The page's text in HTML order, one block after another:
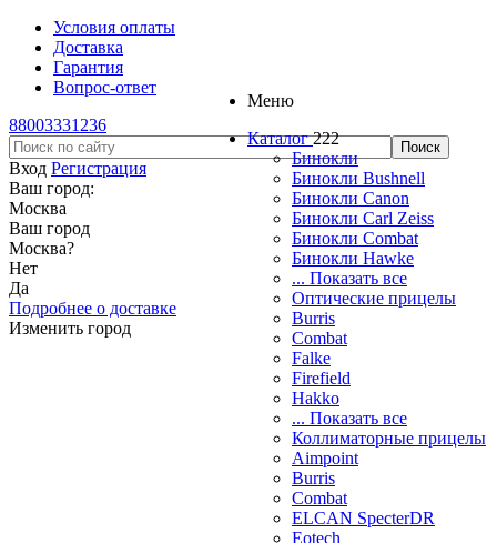
Условия оплаты
Доставка
Гарантия
Вопрос-ответ
88003331236
Вход Регистрация
Ваш город:
Москва
Ваш город
Москва?
Нет
Да
Подробнее о доставке
Изменить город
Меню
Каталог 222
Бинокли
Бинокли Bushnell
Бинокли Canon
Бинокли Carl Zeiss
Бинокли Combat
Бинокли Hawke
... Показать все
Оптические прицелы
Burris
Combat
Falke
Firefield
Hakko
... Показать все
Коллиматорные прицелы
Aimpoint
Burris
Combat
ELCAN SpecterDR
Eotech